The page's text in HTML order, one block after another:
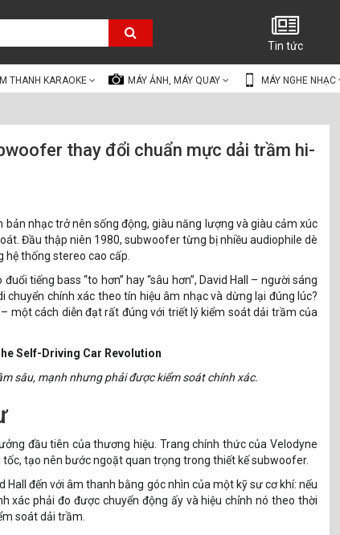
Tin tức
THANH KARAOKE MÁY ẢNH, MÁY QUAY MÁY NGHE NHẠC
thay đổi chuẩn mực dải trầm hi-
nhạc trở nên sống động, giàu năng lượng và giàu cảm xúc
Đầu thập niên 1980, subwoofer từng bị nhiều audiophile dè
thống stereo cao cấp.
tiếng bass “to hơn” hay “sâu hơn”, David Hall – người sáng
chính xác theo tín hiệu âm nhạc và dừng lại đúng lúc?
một cách diễn đạt rất đúng với triết lý kiểm soát dải trầm của
sâu, mạnh nhưng phải được kiểm soát chính xác.
đầu tiên của thương hiệu. Trang chính thức của Velodyne
tạo nên bước ngoặt quan trọng trong thiết kế subwoofer.
đến với âm thanh bằng góc nhìn của một kỹ sư cơ khí: nếu
xác phải đo được chuyển động ấy và hiệu chỉnh nó theo thời
soát dải trầm.